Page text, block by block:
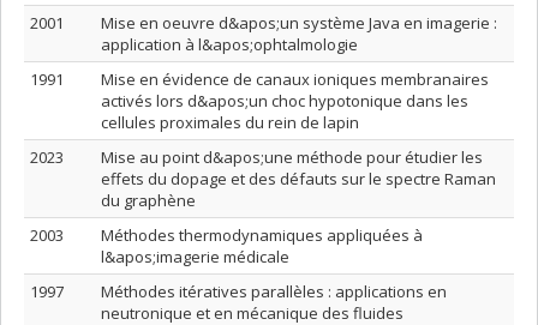
2001
Mise en oeuvre d&apos;un système Java en imagerie :
application à l&apos;ophtalmologie
1991
Mise en évidence de canaux ioniques membranaires
activés lors d&apos;un choc hypotonique dans les
cellules proximales du rein de lapin
2023
Mise au point d&apos;une méthode pour étudier les
effets du dopage et des défauts sur le spectre Raman
du graphène
2003
Méthodes thermodynamiques appliquées à
l&apos;imagerie médicale
1997
Méthodes itératives parallèles : applications en
neutronique et en mécanique des fluides